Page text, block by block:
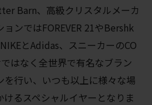
Barn、高級クリスタルメーカ
ンではFOREVER 21やBershk
とAdidas、スニーカーのCO
はなく全世界で有名なブラン
を行い、いつも以上に様々な場
るスペシャルイヤーとなりま